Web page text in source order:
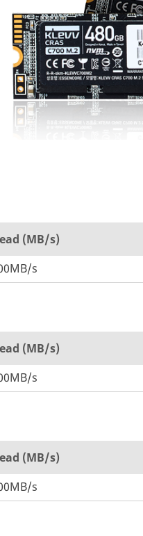
(MB/s)
s
(MB/s)
s
(MB/s)
s